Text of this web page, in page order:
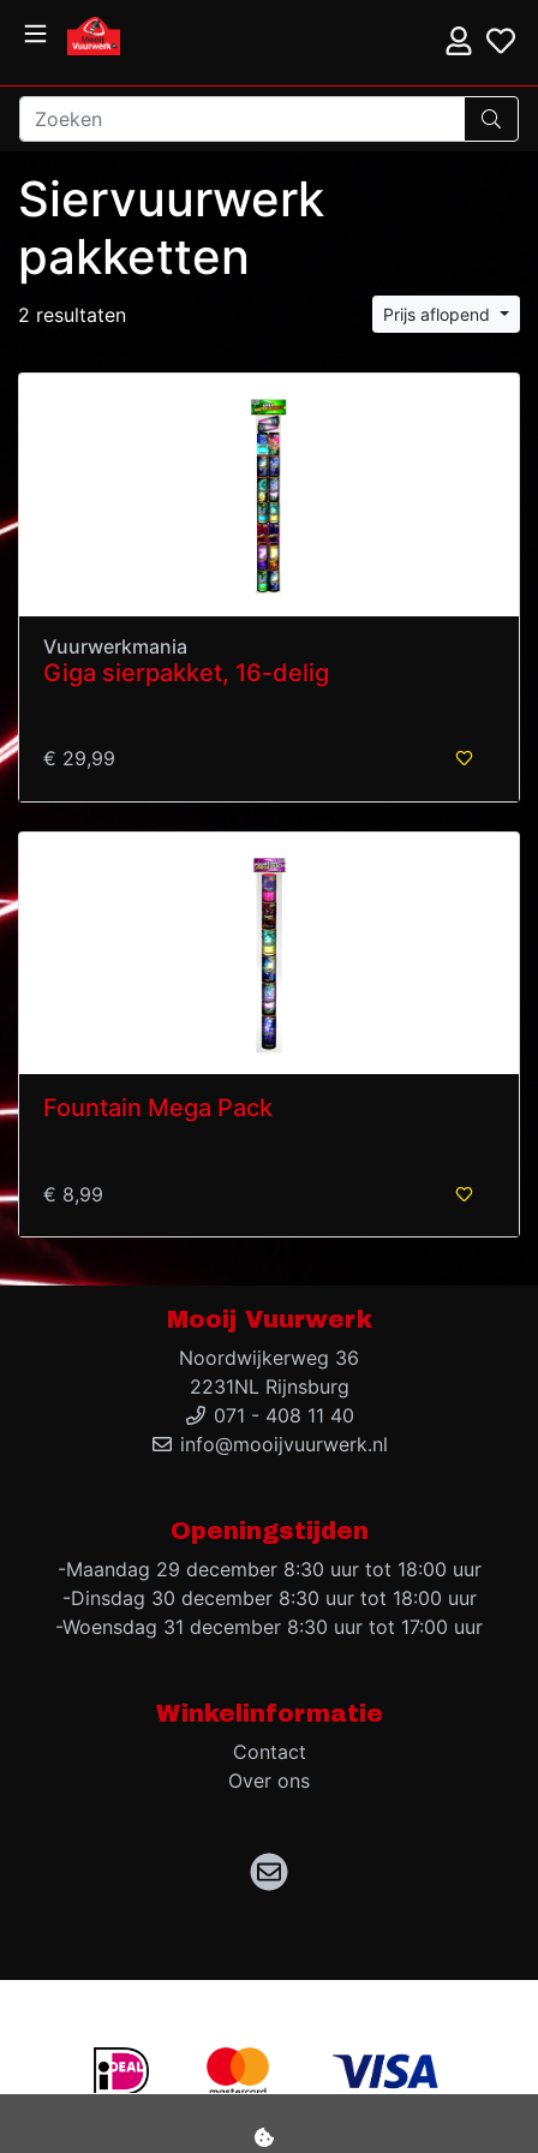
Siervuurwerk
pakketten
2 resultaten Prijs aflopend
Vuurwerkmania
Giga sierpakket, 16-delig
€ 29,99
Fountain Mega Pack
€ 8,99
Mooij Vuurwerk
Noordwijkerweg 36
2231NL Rijnsburg
071 - 408 11 40
info@mooijvuurwerk.nl
Openingstijden
-Maandag 29 december 8:30 uur tot 18:00 uur
-Dinsdag 30 december 8:30 uur tot 18:00 uur
-Woensdag 31 december 8:30 uur tot 17:00 uur
Winkelinformatie
Contact
Over ons